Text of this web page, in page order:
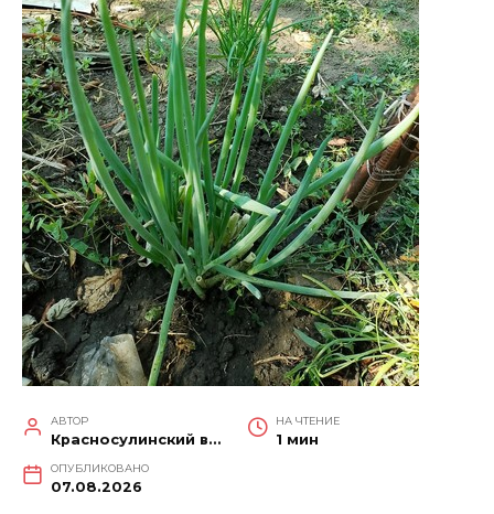
АВТОР
Красносулинский вестник
НА ЧТЕНИЕ
1 мин
ОПУБЛИКОВАНО
07.08.2026